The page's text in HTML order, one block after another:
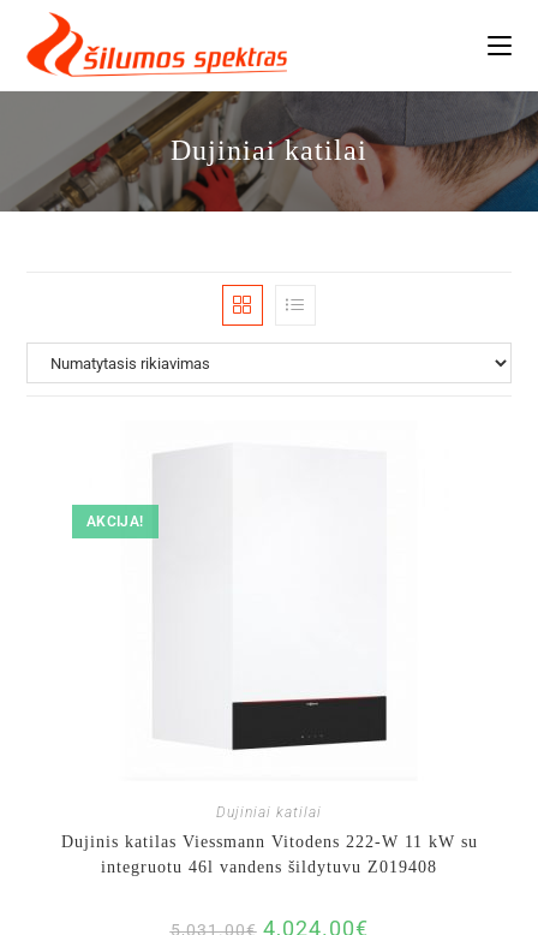
content
Dujiniai katilai
AKCIJA!
Dujiniai katilai
Dujinis katilas Viessmann Vitodens 222-W 11 kW su
integruotu 46l vandens šildytuvu Z019408
5,031.00€ 4,024.00€